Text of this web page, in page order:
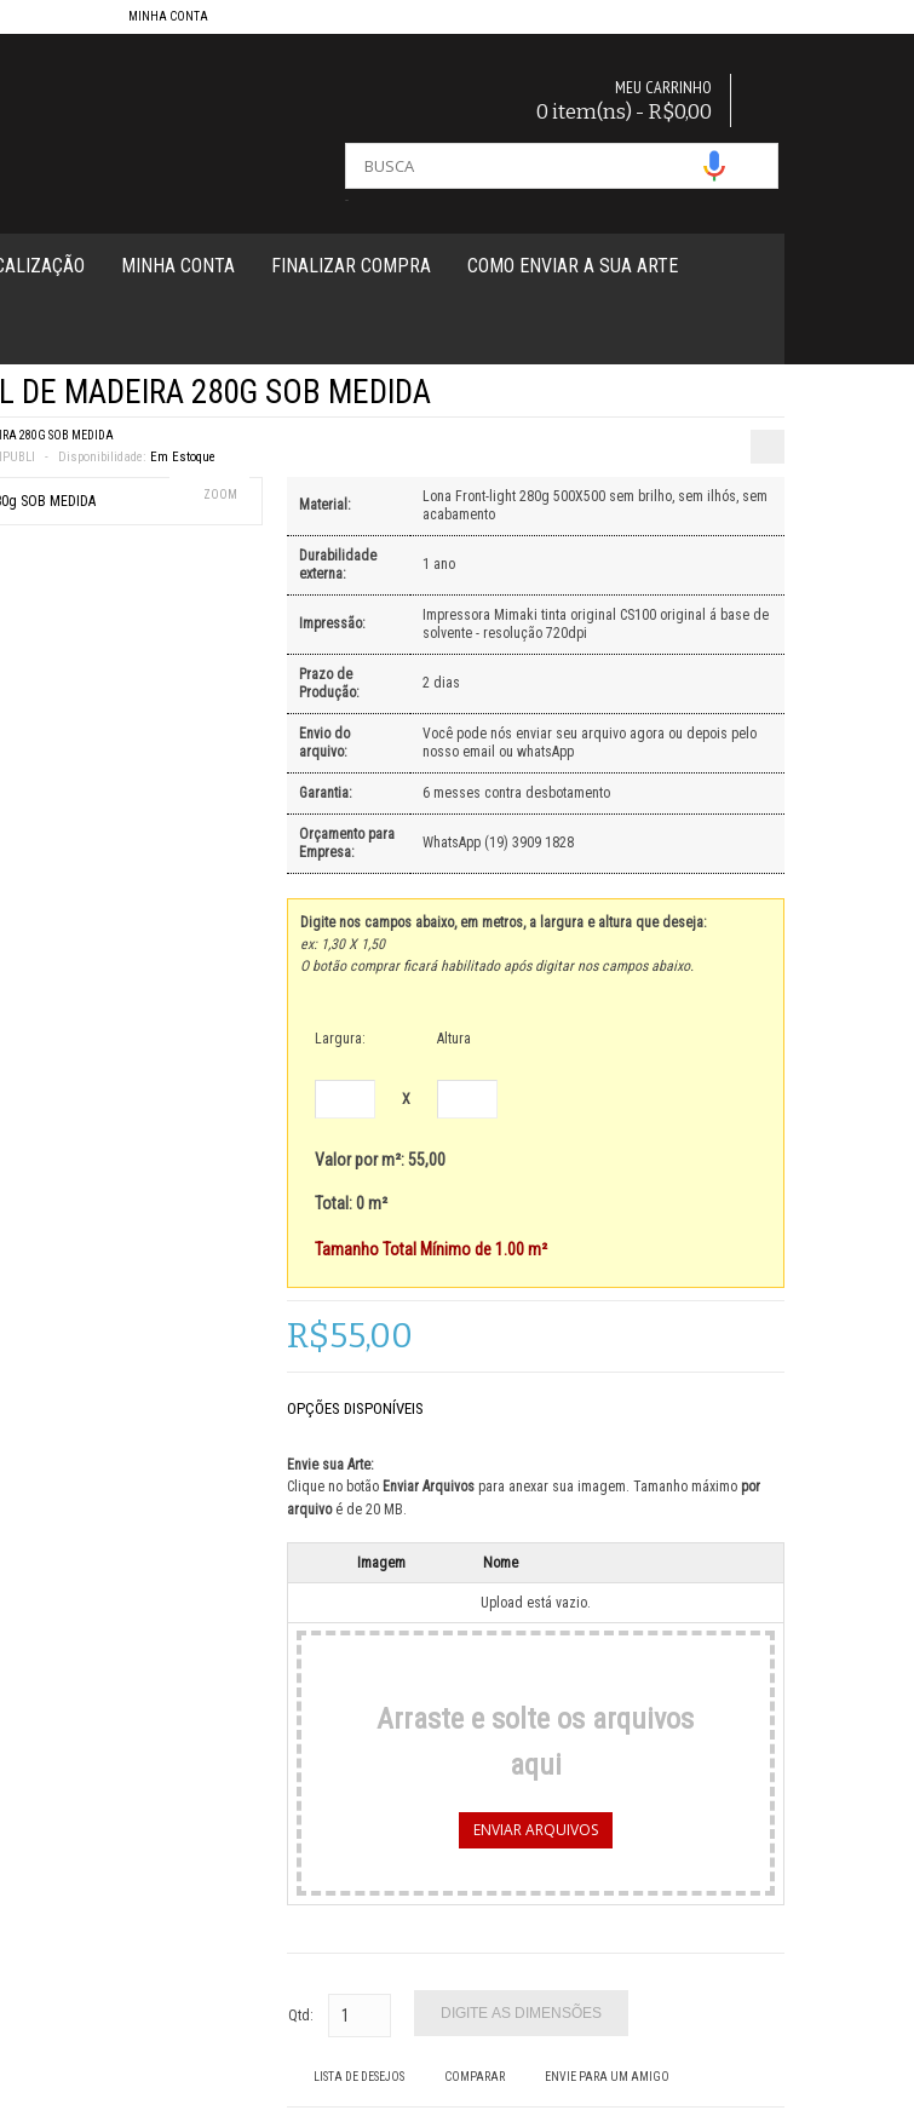
MINHA CONTA
MEU CARRINHO
0 item(ns) - R$0,00
-
MINHA CONTA FINALIZAR COMPRA COMO ENVIAR A SUA ARTE
DE MADEIRA 280G SOB MEDIDA
280G SOB MEDIDA
Disponibilidade: Em Estoque
ZOOM
Material:
Lona Front-light 280g 500X500 sem brilho, sem ilhós, sem
acabamento
Durabilidade
externa:
1 ano
Impressão:
Impressora Mimaki tinta original CS100 original á base de
solvente - resolução 720dpi
Prazo de
Produção:
2 dias
Envio do
arquivo:
Você pode nós enviar seu arquivo agora ou depois pelo
nosso email ou whatsApp
Garantia: 6 messes contra desbotamento
Orçamento para
Empresa:
WhatsApp (19) 3909 1828
Digite nos campos abaixo, em metros, a largura e altura que deseja:
ex: 1,30 X 1,50
O botão comprar ficará habilitado após digitar nos campos abaixo.
Largura: Altura
X
Valor por m²: 55,00
Total: 0 m²
Tamanho Total Mínimo de 1.00 m²
R$55,00
OPÇÕES DISPONÍVEIS
Envie sua Arte:
Clique no botão Enviar Arquivospara anexar sua imagem. Tamanho máximo por
arquivo é de 20 MB.
Imagem Nome
Upload está vazio.
Arraste e solte os arquivos
aqui
ENVIAR ARQUIVOS
Qtd:
LISTA DE DESEJOS COMPARAR ENVIE PARA UM AMIGO